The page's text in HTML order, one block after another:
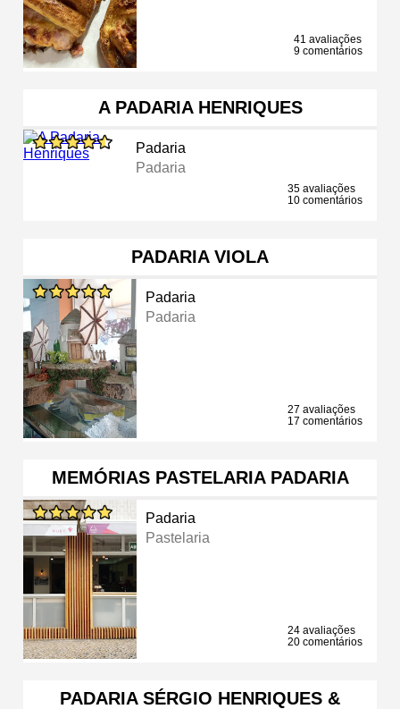
41 avaliações
9 comentários
A PADARIA HENRIQUES
Padaria
Padaria
35 avaliações
10 comentários
PADARIA VIOLA
Padaria
Padaria
27 avaliações
17 comentários
MEMÓRIAS PASTELARIA PADARIA
Padaria
Pastelaria
24 avaliações
20 comentários
PADARIA SÉRGIO HENRIQUES &